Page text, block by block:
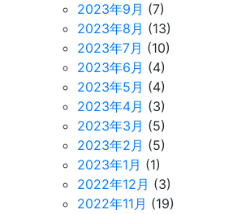
2023年9月 (7)
2023年8月 (13)
2023年7月 (10)
2023年6月 (4)
2023年5月 (4)
2023年4月 (3)
2023年3月 (5)
2023年2月 (5)
2023年1月 (1)
2022年12月 (3)
2022年11月 (19)